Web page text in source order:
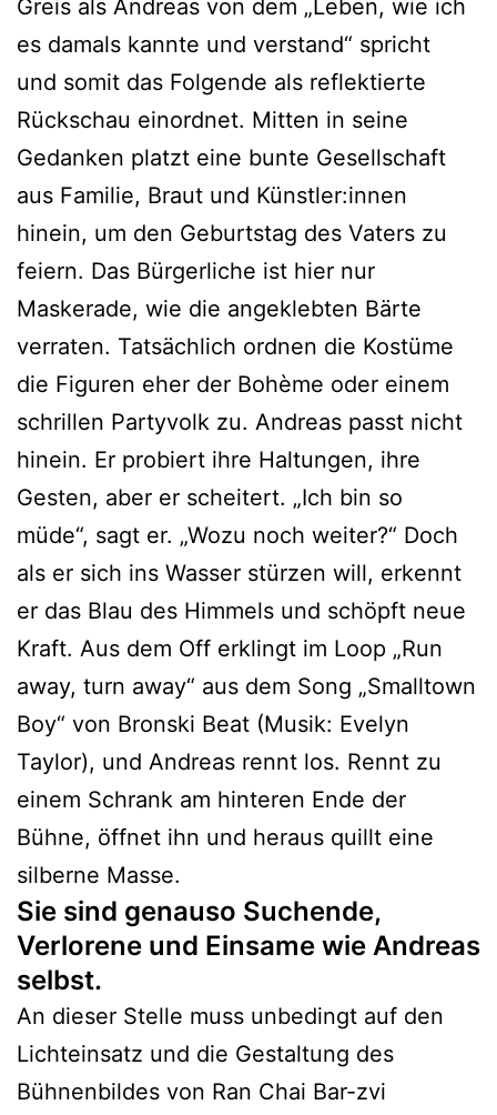
Greis als Andreas von dem „Leben, wie ich
es damals kannte und verstand“ spricht
und somit das Folgende als reflektierte
Rückschau einordnet. Mitten in seine
Gedanken platzt eine bunte Gesellschaft
aus Familie, Braut und Künstler:innen
hinein, um den Geburtstag des Vaters zu
feiern. Das Bürgerliche ist hier nur
Maskerade, wie die angeklebten Bärte
verraten. Tatsächlich ordnen die Kostüme
die Figuren eher der Bohème oder einem
schrillen Partyvolk zu. Andreas passt nicht
hinein. Er probiert ihre Haltungen, ihre
Gesten, aber er scheitert. „Ich bin so
müde“, sagt er. „Wozu noch weiter?“ Doch
als er sich ins Wasser stürzen will, erkennt
er das Blau des Himmels und schöpft neue
Kraft. Aus dem Off erklingt im Loop „Run
away, turn away“ aus dem Song „Smalltown
Boy“ von Bronski Beat (Musik: Evelyn
Taylor), und Andreas rennt los. Rennt zu
einem Schrank am hinteren Ende der
Bühne, öffnet ihn und heraus quillt eine
silberne Masse.
Sie sind genauso Suchende,
Verlorene und Einsame wie Andreas
selbst.
An dieser Stelle muss unbedingt auf den
Lichteinsatz und die Gestaltung des
Bühnenbildes von Ran Chai Bar-zvi